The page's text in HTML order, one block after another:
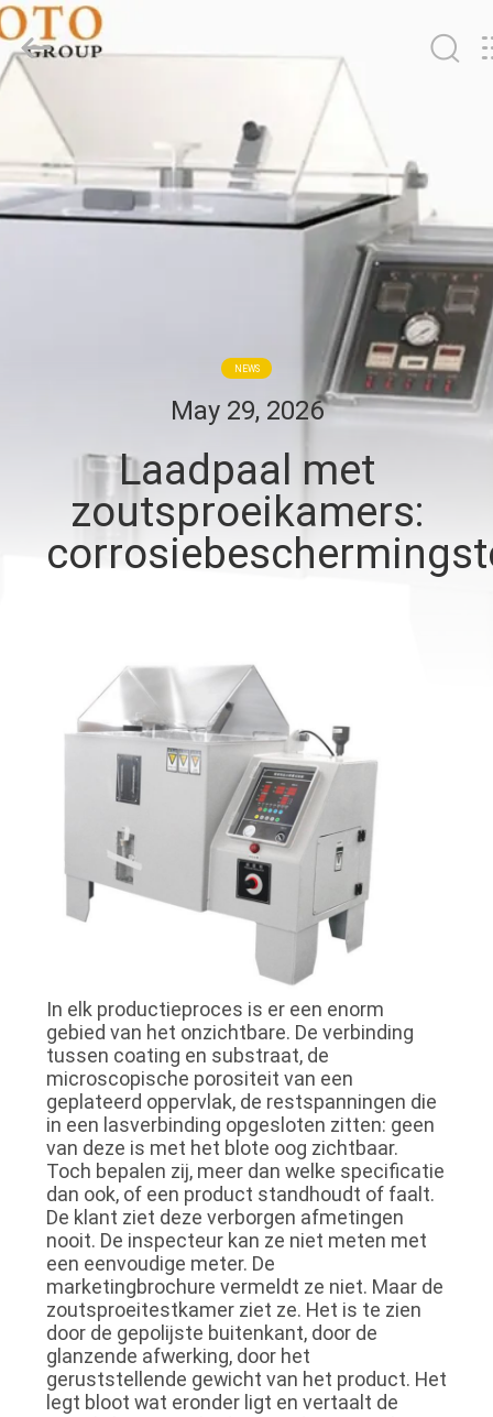
HUIS
PRODUCTEN
KWALITEITSCONTROLE
CONTACTEER
ONS
CITAAT
SITEMAP
PRIVACYBELEID
BOTO
GROUP
LTD.
Rights
Reserved.
NEWS
May 29, 2026
Laadpaal met
zoutsproeikamers:
In elk productieproces is er een enorm
gebied van het onzichtbare. De verbinding
tussen coating en substraat, de
microscopische porositeit van een
geplateerd oppervlak, de restspanningen die
in een lasverbinding opgesloten zitten: geen
van deze is met het blote oog zichtbaar.
Toch bepalen zij, meer dan welke specificatie
dan ook, of een product standhoudt of faalt.
De klant ziet deze verborgen afmetingen
nooit. De inspecteur kan ze niet meten met
een eenvoudige meter. De
marketingbrochure vermeldt ze niet. Maar de
zoutsproeitestkamer ziet ze. Het is te zien
door de gepolijste buitenkant, door de
glanzende afwerking, door het
geruststellende gewicht van het product. Het
legt bloot wat eronder ligt en vertaalt de